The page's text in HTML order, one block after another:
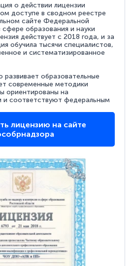
о действии лицензии
доступе в сводном реестре
сайте Федеральной
образования и науки
действует с 2018 года, и за
обучила тысячи специалистов,
и систематизированное
развивает образовательные
современные методики
ориентированы на
и соответствуют федеральным
лицензию на сайте